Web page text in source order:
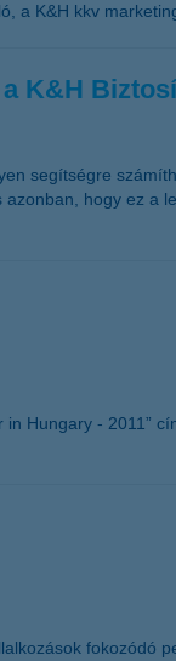
a K&H kkv
K&H
segítségre
hogy ez a
Hungary - 2011”
fokozódó